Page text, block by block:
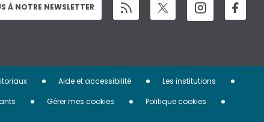
À NOTRE NEWSLETTER
Aide et accessibilité
Les institutions
Gérer mes cookies
Politique cookies